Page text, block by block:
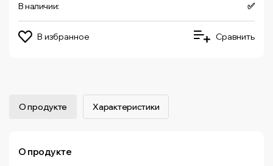
В наличии: ✅
В избранное Сравнить
О продукте Характеристики
О продукте